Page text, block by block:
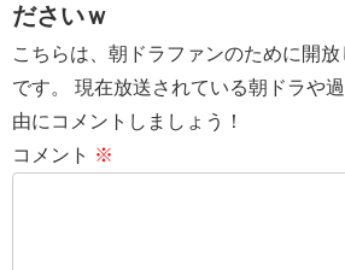
ださいｗ
こちらは、朝ドラファンのために開
です。 現在放送されている朝ドラや
由にコメントしましょう！
コメント ※